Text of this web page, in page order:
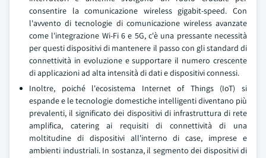
consentire la comunicazione wireless gigabit-speed. Con
l'avvento di tecnologie di comunicazione wireless avanzate
come l'integrazione Wi-Fi 6 e 5G, c'è una pressante necessità
per questi dispositivi di mantenere il passo con gli standard di
connettività in evoluzione e supportare il numero crescente
di applicazioni ad alta intensità di dati e dispositivi connessi.
Inoltre, poiché l'ecosistema Internet of Things (IoT) si
espande e le tecnologie domestiche intelligenti diventano più
prevalenti, il significato dei dispositivi di infrastruttura di rete
amplifica, catering ai requisiti di connettività di una
moltitudine di dispositivi all'interno di case, imprese e
ambienti industriali. In sostanza, il segmento dei dispositivi di